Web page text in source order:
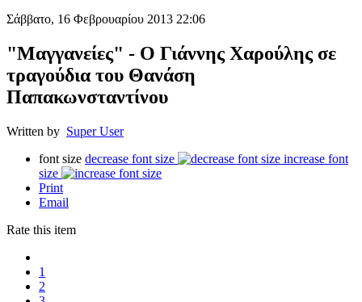
Σάββατο, 16 Φεβρουαρίου 2013 22:06
"Μαγγανείες" - Ο Γιάννης Χαρούλης σε
τραγούδια του Θανάση
Παπακωνσταντίνου
Written by Super User
font size decrease font size
increase font
size
Print
Email
Rate this item
1
2